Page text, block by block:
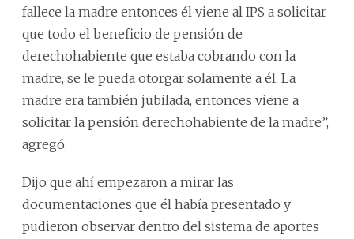
fallece la madre entonces él viene al IPS a solicitar
que todo el beneficio de pensión de
derechohabiente que estaba cobrando con la
madre, se le pueda otorgar solamente a él. La
madre era también jubilada, entonces viene a
solicitar la pensión derechohabiente de la madre”,
agregó.
Dijo que ahí empezaron a mirar las
documentaciones que él había presentado y
pudieron observar dentro del sistema de aportes